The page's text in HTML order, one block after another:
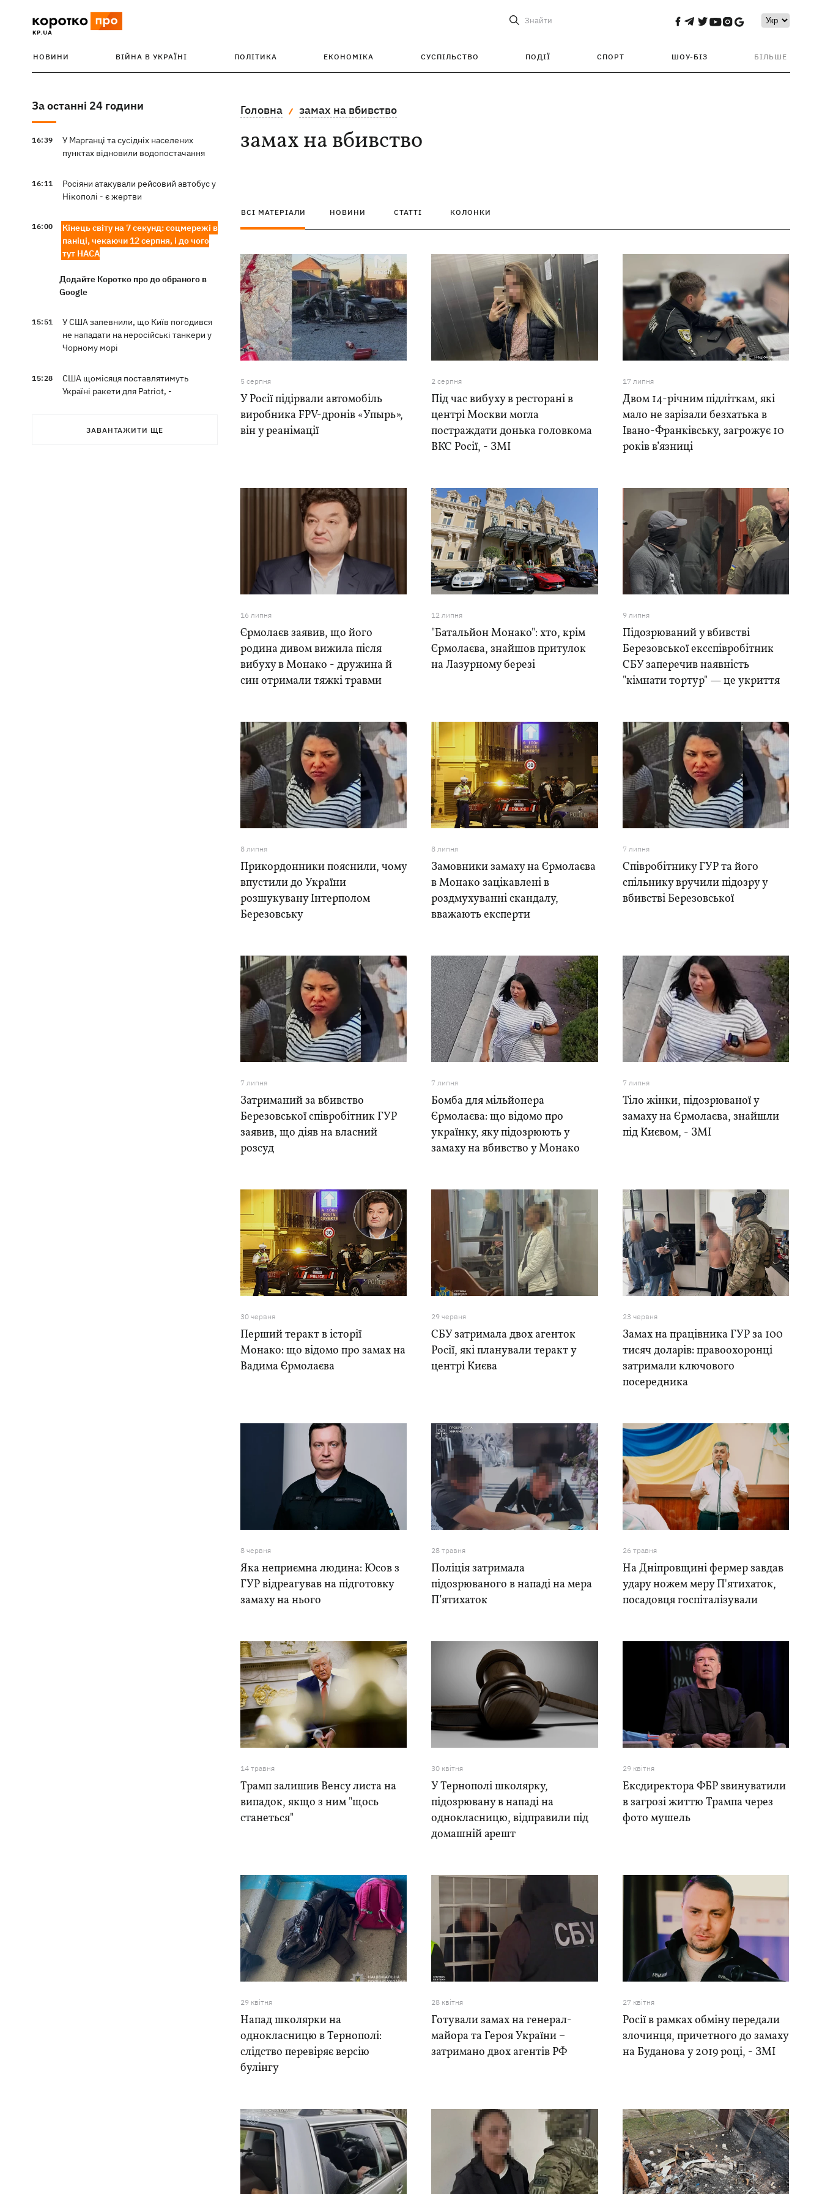
Знайти
НОВИНИ ВІЙНА В УКРАЇНІ ПОЛІТИКА ЕКОНОМІКА СУСПІЛЬСТВО ПОДІЇ СПОРТ ШОУ-БІЗ БІЛЬШЕ
За останні 24 години
16:39
У Марганці та сусідніх населених
пунктах відновили водопостачання
16:11
Росіяни атакували рейсовий автобус у
Нікополі - є жертви
16:00
Кінець світу на 7 секунд: соцмережі в
паніці, чекаючи 12 серпня, і до чого
тут НАСА
Додайте Коротко про до обраного в
Google
15:51
У США запевнили, що Київ погодився
не нападати на неросійські танкери у
Чорному морі
15:28
США щомісяця поставлятимуть
Україні ракети для Patriot, -
У Польщі спростували заяви про
ЗАВАНТАЖИТИ ЩЕ
Головна замах на вбивство
замах на вбивство
ВСІ МАТЕРІАЛИ НОВИНИ СТАТТІ КОЛОНКИ
5 серпня
У Росії підірвали автомобіль
виробника FPV-дронів «Упырь»,
він у реанімації
2 серпня
Під час вибуху в ресторані в
центрі Москви могла
постраждати донька головкома
ВКС Росії, - ЗМІ
17 липня
Двом 14-річним підліткам, які
мало не зарізали безхатька в
Івано-Франківську, загрожує 10
років в’язниці
16 липня
Єрмолаєв заявив, що його
родина дивом вижила після
вибуху в Монако - дружина й
син отримали тяжкі травми
12 липня
"Батальйон Монако": хто, крім
Єрмолаєва, знайшов притулок
на Лазурному березі
9 липня
Підозрюваний у вбивстві
Березовської ексспівробітник
СБУ заперечив наявність
"кімнати тортур" — це укриття
8 липня
Прикордонники пояснили, чому
впустили до України
розшукувану Інтерполом
Березовську
8 липня
Замовники замаху на Єрмолаєва
в Монако зацікавлені в
роздмухуванні скандалу,
вважають експерти
7 липня
Співробітнику ГУР та його
спільнику вручили підозру у
вбивстві Березовської
7 липня
Затриманий за вбивство
Березовської співробітник ГУР
заявив, що діяв на власний
розсуд
7 липня
Бомба для мільйонера
Єрмолаєва: що відомо про
українку, яку підозрюють у
замаху на вбивство у Монако
7 липня
Тіло жінки, підозрюваної у
замаху на Єрмолаєва, знайшли
під Києвом, - ЗМІ
30 червня
Перший теракт в історії
Монако: що відомо про замах на
Вадима Єрмолаєва
29 червня
СБУ затримала двох агенток
Росії, які планували теракт у
центрі Києва
23 червня
Замах на працівника ГУР за 100
тисяч доларів: правоохоронці
затримали ключового
посередника
8 червня
Яка неприємна людина: Юсов з
ГУР відреагував на підготовку
замаху на нього
28 травня
Поліція затримала
підозрюваного в нападі на мера
П’ятихаток
26 травня
На Дніпровщині фермер завдав
удару ножем меру П'ятихаток,
посадовця госпіталізували
14 травня
Трамп залишив Венсу листа на
випадок, якщо з ним "щось
станеться"
30 квiтня
У Тернополі школярку,
підозрювану в нападі на
однокласницю, відправили під
домашній арешт
29 квiтня
Ексдиректора ФБР звинуватили
в загрозі життю Трампа через
фото мушель
29 квiтня
Напад школярки на
однокласницю в Тернополі:
слідство перевіряє версію
булінгу
28 квiтня
Готували замах на генерал-
майора та Героя України –
затримано двох агентів РФ
27 квiтня
Росії в рамках обміну передали
злочинця, причетного до замаху
на Буданова у 2019 році, - ЗМІ